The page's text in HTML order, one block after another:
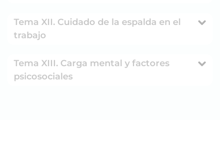
Tema XII. Cuidado de la espalda en el
trabajo
Tema XIII. Carga mental y factores
psicosociales